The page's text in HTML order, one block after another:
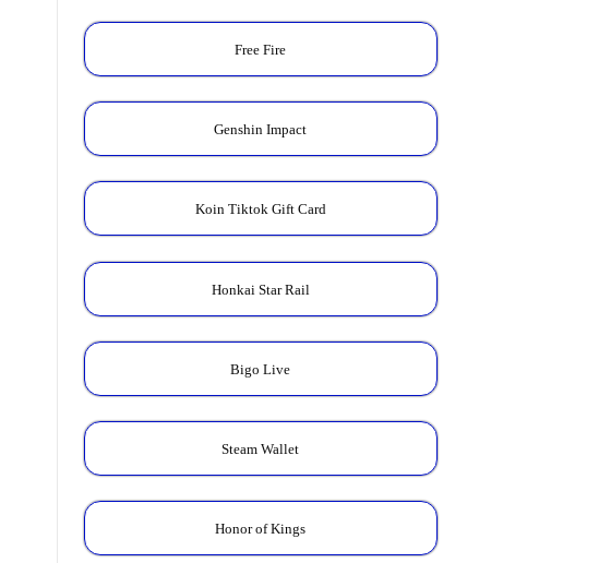
Free Fire
Genshin Impact
Koin Tiktok Gift Card
Honkai Star Rail
Bigo Live
Steam Wallet
Honor of Kings